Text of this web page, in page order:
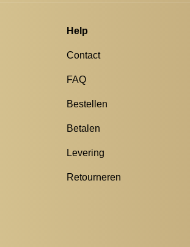
Help
Contact
FAQ
Bestellen
Betalen
Levering
Retourneren